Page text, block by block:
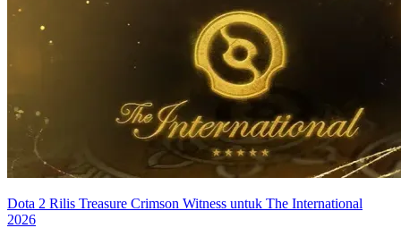
Dota 2 Rilis Treasure Crimson Witness untuk The International
2026